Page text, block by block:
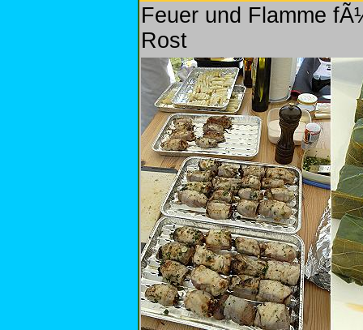
Feuer und Flamme
Rost